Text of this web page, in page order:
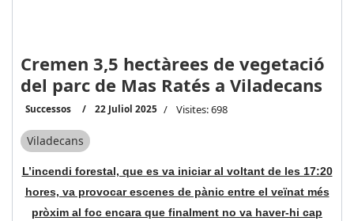
Cremen 3,5 hectàrees de vegetació
del parc de Mas Ratés a Viladecans
Successos 22 Juliol 2025 Visites: 698
Viladecans
L’incendi forestal, que es va iniciar al voltant de les 17:20
hores, va provocar escenes de pànic entre el veïnat més
pròxim al foc encara que finalment no va haver-hi cap